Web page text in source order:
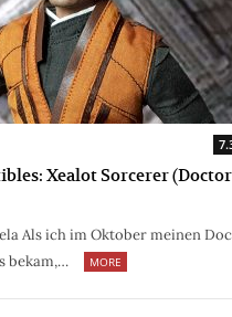
Xealot Sorcerer (Doctor
Als ich im Oktober meinen
bekam,…
MORE